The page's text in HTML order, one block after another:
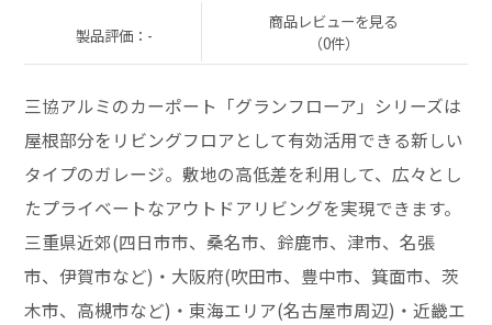
製品評価：-
商品レビューを見る
（0件）
三協アルミのカーポート「グランフローア」シリーズは
屋根部分をリビングフロアとして有効活用できる新しい
タイプのガレージ。敷地の高低差を利用して、広々とし
たプライベートなアウトドアリビングを実現できます。
三重県近郊(四日市市、桑名市、鈴鹿市、津市、名張
市、伊賀市など)・大阪府(吹田市、豊中市、箕面市、茨
木市、高槻市など)・東海エリア(名古屋市周辺)・近畿エ